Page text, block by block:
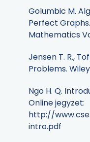
Golumbic M.
Perfect
Mathematics
Jensen T. R.,
Problems.
Ngo H. Q.
Online jegyzet:
http://
intro.pdf